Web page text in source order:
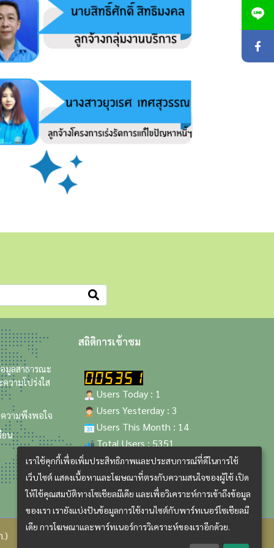
มูลสาธารณะ
วามโปร่งใส
วามพึงพอใจ
ยน
สถิติการเข้าชม
Users Today : 1
Users Yesterday : 3
Users This Month : 14
Total Users : 5351
เราใช้คุกกี้เพื่อเพิ่มประสิทธิภาพและประสบการณ์ที่ดีในการใช้
เว็บไซต์ แสดงเนื้อหาและโฆษณาที่ตรงกับความสนใจของผู้ใช้ เปิด
ให้ใช้คุณสมบัติทางโซเชียลมีเดีย และเพื่อวิเคราะห์การเข้าถึงข้อมูล
ของเรา เรายังแบ่งปันข้อมูลการใช้งานไซต์กับพาร์ทเนอร์โซเชียลมี
เดีย การโฆษณาและพาร์ทเนอร์การวิเคราะห์ของเราอีกด้วย.